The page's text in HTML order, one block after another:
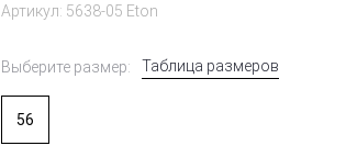
Артикул: 5638-05 Eton
Выберите размер: Таблица размеров
56